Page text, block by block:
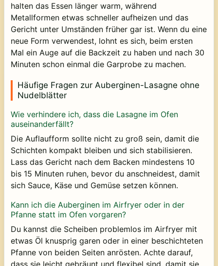
halten das Essen länger warm, während
Metallformen etwas schneller aufheizen und das
Gericht unter Umständen früher gar ist. Wenn du eine
neue Form verwendest, lohnt es sich, beim ersten
Mal ein Auge auf die Backzeit zu haben und nach 30
Minuten schon einmal die Garprobe zu machen.
Häufige Fragen zur Auberginen-Lasagne ohne
Nudelblätter
Wie verhindere ich, dass die Lasagne im Ofen
auseinanderfällt?
Die Auflaufform sollte nicht zu groß sein, damit die
Schichten kompakt bleiben und sich stabilisieren.
Lass das Gericht nach dem Backen mindestens 10
bis 15 Minuten ruhen, bevor du anschneidest, damit
sich Sauce, Käse und Gemüse setzen können.
Kann ich die Auberginen im Airfryer oder in der
Pfanne statt im Ofen vorgaren?
Du kannst die Scheiben problemlos im Airfryer mit
etwas Öl knusprig garen oder in einer beschichteten
Pfanne von beiden Seiten anrösten. Achte darauf,